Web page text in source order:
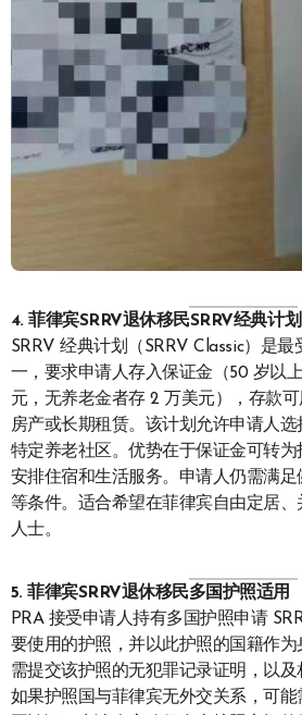
4. 菲律宾SRRV退休移民SRRV经典计划
SRRV 经典计划（SRRV Classic）是
一，要求申请人存入保证金（50 岁以
元，无养老金者存 2 万美元），存款
房产或长期租赁。该计划允许申请人
特定养老社区。优势在于保证金可转
安排住宿和生活服务。申请人仍需满
等条件。适合希望在菲律宾自由定居
人士。
5. 菲律宾SRRV退休移民多国护照适用
PRA 接受申请人持有多国护照申请
要使用的护照，并以此护照的国籍作
需提交该护照的无犯罪记录证明，以及
如果护照国与菲律宾无外交关系，可